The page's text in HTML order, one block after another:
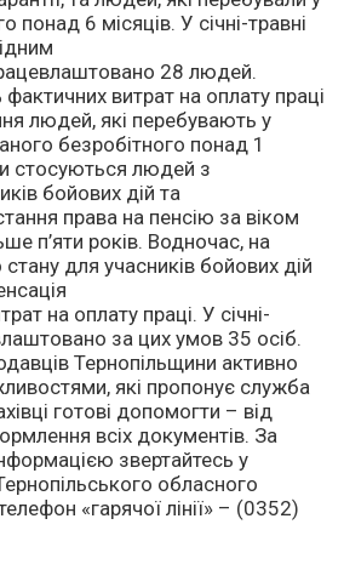
понад 6 місяців. У січні-травні
28 людей.
витрат на оплату праці
людей, які перебувають у
безробітного понад 1
стосуються людей з
бойових дій та
права на пенсію за віком
п’яти років. Водночас, на
стану для учасників бойових дій
на оплату праці. У січні-
за цих умов 35 осіб.
Тернопільщини активно
які пропонує служба
готові допомогти – від
всіх документів. За
звертайтесь у
обласного
«гарячої лінії» – (0352)